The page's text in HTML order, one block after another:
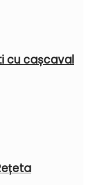
cu cașcaval